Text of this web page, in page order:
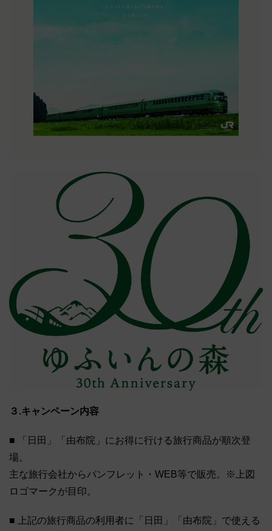
３.キャンペーン内容
■ 「日田」「由布院」にお得に行ける旅行商品が順次登
場。
主な旅行会社からパンフレット・WEB等で販売。※上図
ロゴマークが目印。
■ 上記の旅行商品の利用者に「日田」「由布院」で使える